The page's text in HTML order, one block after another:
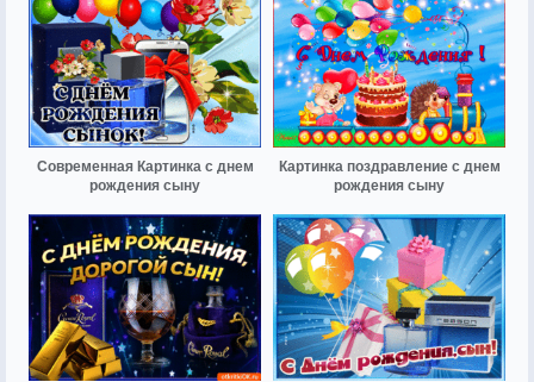
Современная Картинка с днем
рождения сыну
Картинка поздравление с днем
рождения сыну